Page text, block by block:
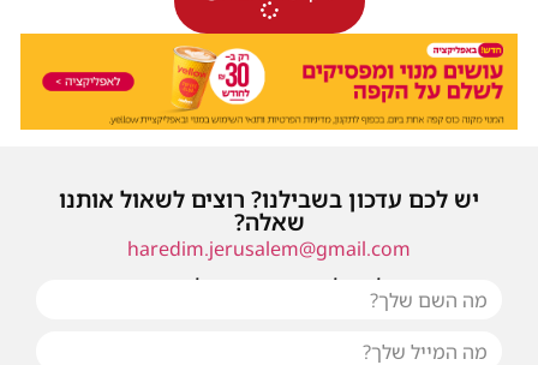
יש לכם עדכון בשבילנו? רוצים לשאול אותנו
שאלה?
haredim.jerusalem@gmail.com
או שילחו אלינו פנייה ונחזור אליכם בהקדם